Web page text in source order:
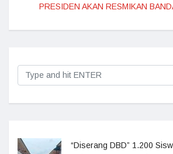
PRESIDEN AKAN RESMIKAN
“Diserang DBD” 1.200